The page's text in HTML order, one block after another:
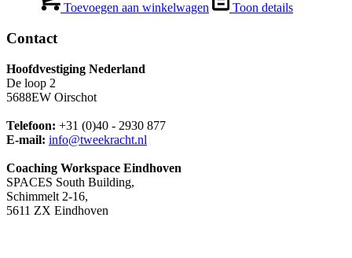
Toevoegen aan winkelwagen Toon details
Contact
Hoofdvestiging Nederland
De loop 2
5688EW Oirschot
Telefoon: +31 (0)40 - 2930 877
E-mail: info@tweekracht.nl
Coaching Workspace Eindhoven
SPACES South Building,
Schimmelt 2-16,
5611 ZX Eindhoven